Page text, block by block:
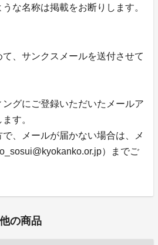
な名称は掲載をお断りします。
、サンクスメールを送付させて
グにご登録いただいたメールア
す。
、メールが届かない場合は、メ
）までご
の商品